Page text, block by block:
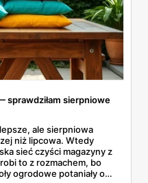
sprawdziłam sierpniowe
ale sierpniowa
niż lipcowa. Wtedy
sieć czyści magazyny z
to z rozmachem, bo
ogrodowe potaniały o